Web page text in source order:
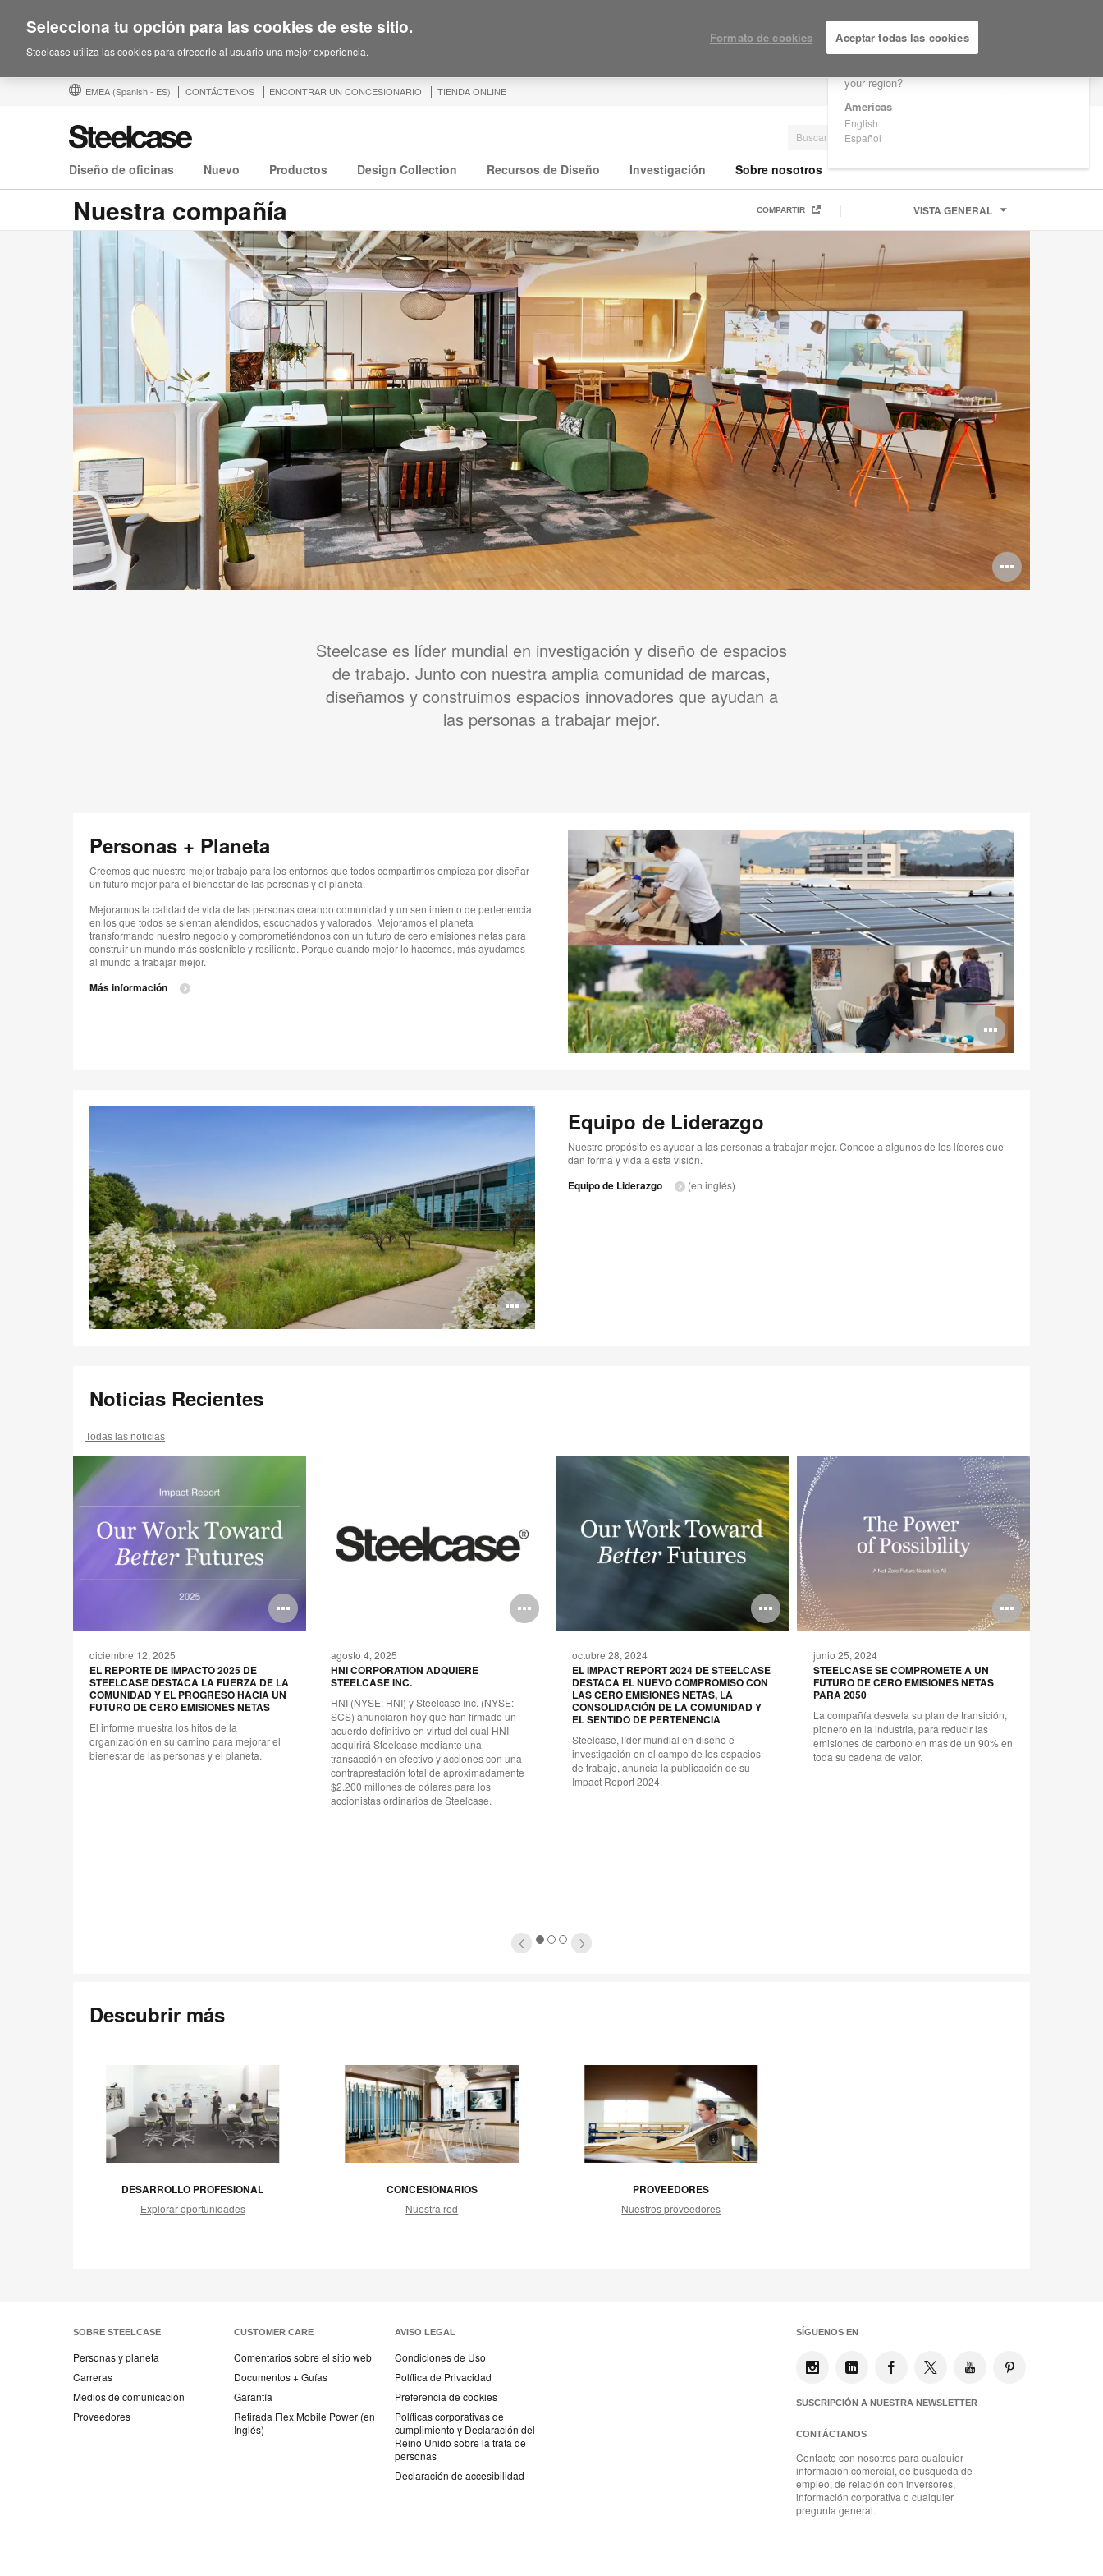
Are you in United States?
your region?
Americas
English
Español
EMEA (Spanish - ES) CONTÁCTENOS ENCONTRAR UN CONCESIONARIO TIENDA ONLINE
Diseño de oficinas Nuevo Productos Design Collection Recursos de Diseño Investigación Sobre nosotros
Nuestra compañía VISTA GENERAL
COMPARTIR
Abrir
imagen
Steelcase es líder mundial en investigación y diseño de espacios
de trabajo. Junto con nuestra amplia comunidad de marcas,
diseñamos y construimos espacios innovadores que ayudan a
las personas a trabajar mejor.
Abrir
imagen
Personas + Planeta
Creemos que nuestro mejor trabajo para los entornos que todos compartimos empieza por diseñar
un futuro mejor para el bienestar de las personas y el planeta.
Mejoramos la calidad de vida de las personas creando comunidad y un sentimiento de pertenencia
en los que todos se sientan atendidos, escuchados y valorados. Mejoramos el planeta
transformando nuestro negocio y comprometiéndonos con un futuro de cero emisiones netas para
construir un mundo más sostenible y resiliente. Porque cuando mejor lo hacemos, más ayudamos
al mundo a trabajar mejor.
Más información
Abrir
imagen
Equipo de Liderazgo
Nuestro propósito es ayudar a las personas a trabajar mejor. Conoce a algunos de los líderes que
dan forma y vida a esta visión.
Equipo de Liderazgo (en inglés)
Noticias Recientes
Todas las noticias
imagen
Abrir
imagen
diciembre 12, 2025
EL REPORTE DE IMPACTO 2025 DE
STEELCASE DESTACA LA FUERZA DE LA
COMUNIDAD Y EL PROGRESO HACIA UN
FUTURO DE CERO EMISIONES NETAS
El informe muestra los hitos de la
organización en su camino para mejorar el
bienestar de las personas y el planeta.
Abrir
imagen
agosto 4, 2025
HNI CORPORATION ADQUIERE
STEELCASE INC.
HNI (NYSE: HNI) y Steelcase Inc. (NYSE:
SCS) anunciaron hoy que han firmado un
acuerdo definitivo en virtud del cual HNI
adquirirá Steelcase mediante una
transacción en efectivo y acciones con una
contraprestación total de aproximadamente
$2.200 millones de dólares para los
accionistas ordinarios de Steelcase.
Abrir
imagen
octubre 28, 2024
EL IMPACT REPORT 2024 DE STEELCASE
DESTACA EL NUEVO COMPROMISO CON
LAS CERO EMISIONES NETAS, LA
CONSOLIDACIÓN DE LA COMUNIDAD Y
EL SENTIDO DE PERTENENCIA
Steelcase, líder mundial en diseño e
investigación en el campo de los espacios
de trabajo, anuncia la publicación de su
Impact Report 2024.
Abrir
imagen
junio 25, 2024
STEELCASE SE COMPROMETE A UN
FUTURO DE CERO EMISIONES NETAS
PARA 2050
La compañía desvela su plan de transición,
pionero en la industria, para reducir las
emisiones de carbono en más de un 90% en
toda su cadena de valor.
123
Descubrir más
DESARROLLO PROFESIONAL
Explorar oportunidades
CONCESIONARIOS
Nuestra red
PROVEEDORES
Nuestros proveedores
SOBRE STEELCASE
Personas y planeta
Carreras
Medios de comunicación
Proveedores
CUSTOMER CARE
Comentarios sobre el sitio web
Documentos + Guías
Garantía
Retirada Flex Mobile Power (en
Inglés)
AVISO LEGAL
Condiciones de Uso
Política de Privacidad
Preferencia de cookies
Políticas corporativas de
cumplimiento y Declaración del
Reino Unido sobre la trata de
personas
Declaración de accesibilidad
SÍGUENOS EN
SUSCRIPCIÓN A NUESTRA NEWSLETTER
CONTÁCTANOS
Contacte con nosotros para cualquier
información comercial, de búsqueda de
empleo, de relación con inversores,
información corporativa o cualquier
pregunta general.
Selecciona tu opción para las cookies de este sitio.
Steelcase utiliza las cookies para ofrecerle al usuario una mejor experiencia.
Formato de cookies Aceptar todas las cookies